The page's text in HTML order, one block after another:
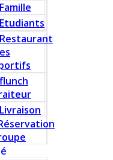
Famille
Etudiants
Restaurant
flunch
Livraison